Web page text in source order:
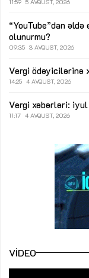
11:59 5 AVQUST, 2026
“YouTube”dan
olunurmu?
09:35 3 AVQUST, 2026
Vergi ödəyicilərinə
14:25 4 AVQUST, 2026
Vergi xəbərləri: iyul
11:17 4 AVQUST, 2026
VIDEO